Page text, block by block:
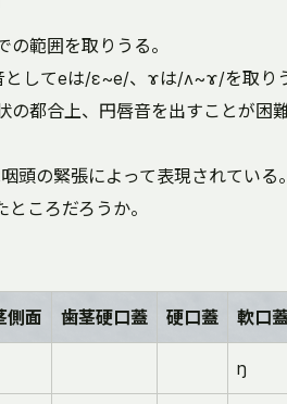
の範囲を取りうる。
してeは/ɛ~e/、ɤは/ʌ~ɤ/を取り
の都合上、円唇音を出すことが困
頭の緊張によって表現されてい
ころだろうか。
側面 歯茎硬口蓋 硬口蓋 軟口
ŋ